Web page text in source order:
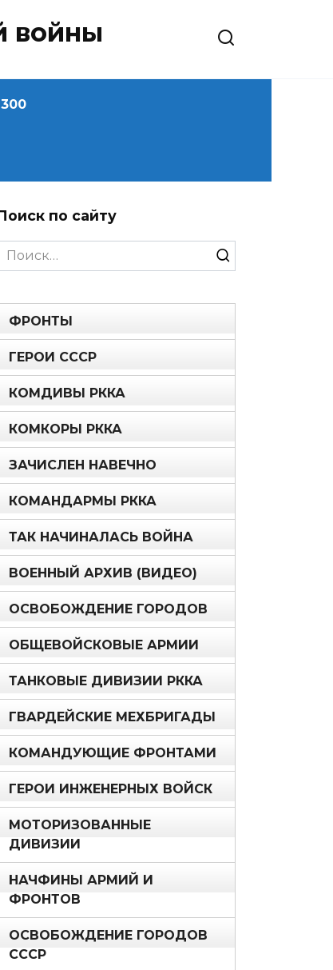
войны
по сайту
Search
ФРОНТЫ
ГЕРОИ СССР
КОМДИВЫ РККА
КОМКОРЫ РККА
ЗАЧИСЛЕН НАВЕЧНО
КОМАНДАРМЫ РККА
ТАК НАЧИНАЛАСЬ ВОЙНА
ВОЕННЫЙ АРХИВ (ВИДЕО)
ОСВОБОЖДЕНИЕ ГОРОДОВ
ОБЩЕВОЙСКОВЫЕ АРМИИ
ТАНКОВЫЕ ДИВИЗИИ РККА
ГВАРДЕЙСКИЕ МЕХБРИГАДЫ
КОМАНДУЮЩИЕ ФРОНТАМИ
ГЕРОИ ИНЖЕНЕРНЫХ ВОЙСК
МОТОРИЗОВАННЫЕ
ДИВИЗИИ
НАЧФИНЫ АРМИЙ И
ФРОНТОВ
ОСВОБОЖДЕНИЕ ГОРОДОВ
СССР